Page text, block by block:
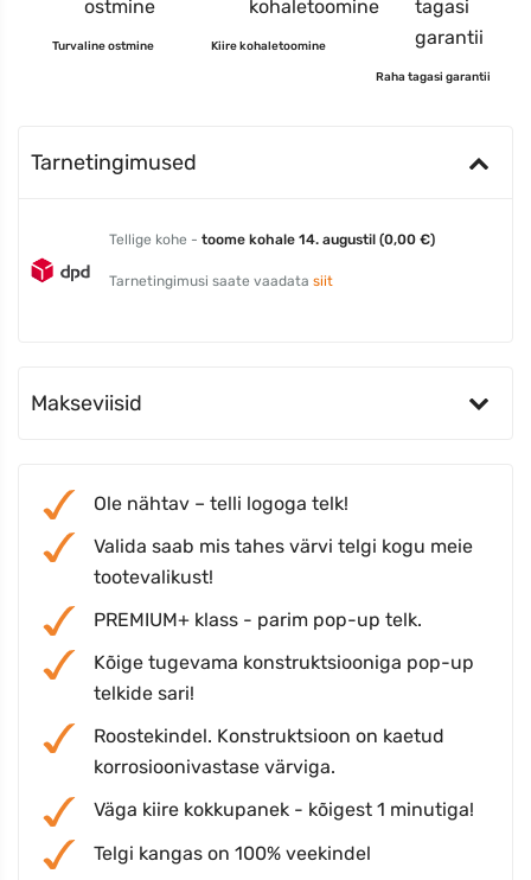
Turvaline ostmine Kiire kohaletoomine
Raha tagasi garantii
Tarnetingimused
Tellige kohe - toome kohale 14. augustil (0,00 €)
Tarnetingimusi saate vaadata siit
Makseviisid
Ole nähtav – telli logoga telk!
Valida saab mis tahes värvi telgi kogu meie
tootevalikust!
PREMIUM+ klass - parim pop-up telk.
Kõige tugevama konstruktsiooniga pop-up
telkide sari!
Roostekindel. Konstruktsioon on kaetud
korrosioonivastase värviga.
Väga kiire kokkupanek - kõigest 1 minutiga!
Telgi kangas on 100% veekindel